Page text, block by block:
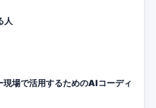
人
場で活用するためのAIコーディ